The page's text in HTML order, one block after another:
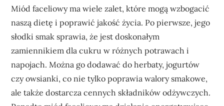
Miód faceliowy ma wiele zalet, które mogą wzbogacić
naszą dietę i poprawić jakość życia. Po pierwsze, jego
słodki smak sprawia, że jest doskonałym
zamiennikiem dla cukru w różnych potrawach i
napojach. Można go dodawać do herbaty, jogurtów
czy owsianki, co nie tylko poprawia walory smakowe,
ale także dostarcza cennych składników odżywczych.